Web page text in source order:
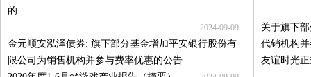
的
2024-09-09
金元顺安泓泽债券: 旗下部分基金增加平安银行股份有
限公司为销售机构并参与费率优惠的公告
关于旗下
代销机构
友谊时光